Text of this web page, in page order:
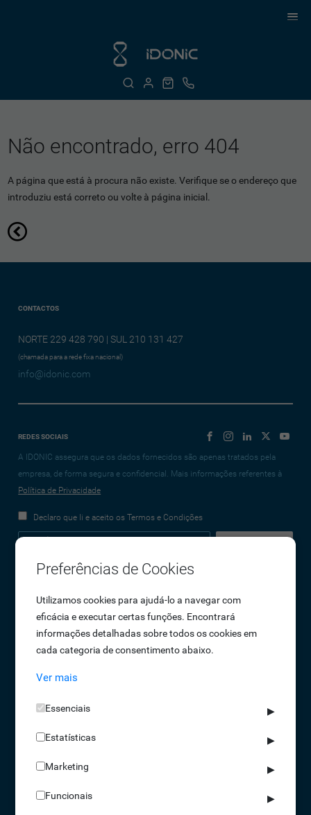
Não encontrado, erro 404
A página que está à procura não existe. Verifique se o endereço que
introduziu está correto ou volte à página inicial.
CONTACTOS
NORTE 229 428 790 | SUL 210 131 427
(chamada para a rede fixa nacional)
info@idonic.com
REDES SOCIAIS
A IDONIC assegura que os dados fornecidos são apenas tratados pela
empresa, de forma segura e confidencial. Mais informações referentes à
Política de Privacidade
Declaro que li e aceito os Termos e Condições
Empresa
Sobre Nós
Oportunidades de Emprego
Termos e Condições
Política de Privacidade
Livro de reclamações
Soluções
Preferências de Cookies
Utilizamos cookies para ajudá-lo a navegar com
eficácia e executar certas funções. Encontrará
informações detalhadas sobre todos os cookies em
cada categoria de consentimento abaixo.
Ver mais
Essenciais ▶
Estatísticas ▶
Marketing ▶
Funcionais ▶